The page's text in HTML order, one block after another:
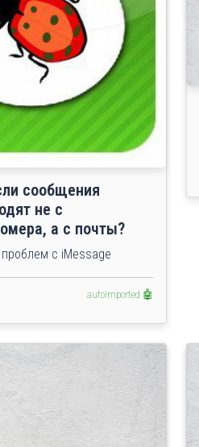
сообщения
не с
а с почты?
с iMessage
autoimported 🤖